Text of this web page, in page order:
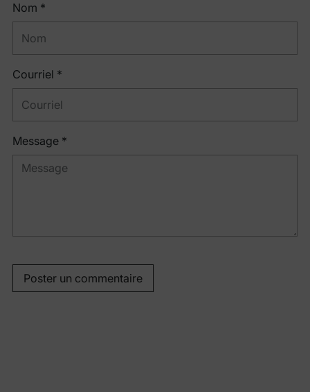
Nom *
Courriel *
Message *
Poster un commentaire